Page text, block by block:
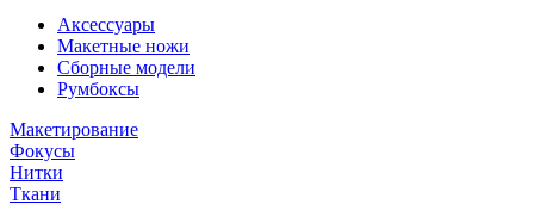
Аксессуары
Макетные ножи
Сборные модели
Румбоксы
Макетирование
Фокусы
Нитки
Ткани